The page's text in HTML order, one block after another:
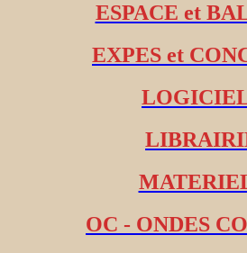
ESPACE et
EXPES et
OC - ONDES